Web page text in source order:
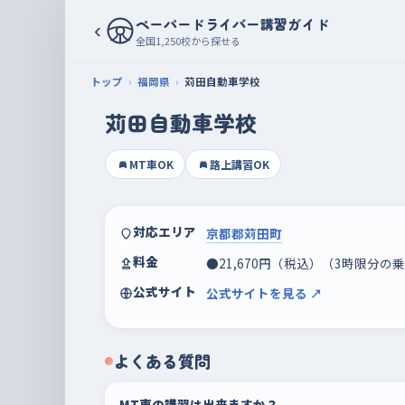
‹ ペーパードライバー講習ガイド
全国1,250校から探せる
トップ 福岡県 苅田自動車学校
苅田自動車学校
MT車OK 路上講習OK
対応エリア 京都郡苅田町
料金
●21,670円（税込）（3時限分の乗
公式サイト
公式サイトを見る ↗
よくある質問